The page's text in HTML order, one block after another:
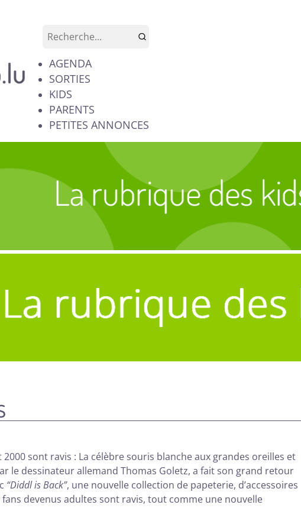
AGENDA
SORTIES
KIDS
PARENTS
PETITES ANNONCES
sont ravis : La célèbre souris blanche aux grandes oreilles et
le dessinateur allemand Thomas Goletz, a fait son grand retour
“Diddl is Back”, une nouvelle collection de papeterie, d’accessoires
devenus adultes sont ravis, tout comme une nouvelle